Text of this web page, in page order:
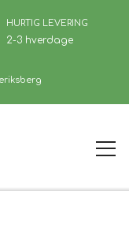
HURTIG LEVERING
2-3 hverdage